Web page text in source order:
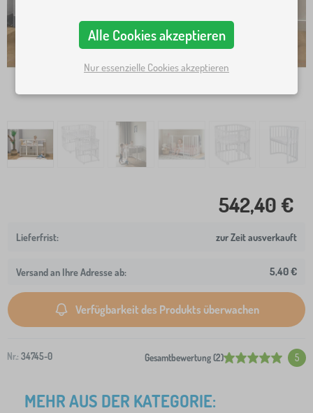
542,40 €
zur Zeit ausverkauft
Versand an Ihre Adresse ab: 5,40 €
Verfügbarkeit des Produkts überwachen
Nr.: 34745-0 Gesamtbewertung (2) 5
MEHR AUS DER KATEGORIE:
Alle Cookies akzeptieren
Nur essenzielle Cookies akzeptieren